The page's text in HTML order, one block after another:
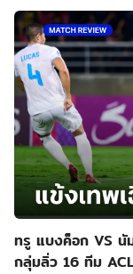
ทรู แบงค็อก VS นั
กลุ่มลิ่ว 16 ทีม